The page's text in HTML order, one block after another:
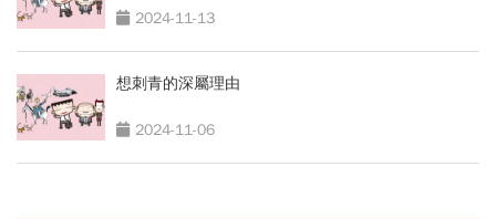
2024-11-13
想刺青的深屬理由
2024-11-06